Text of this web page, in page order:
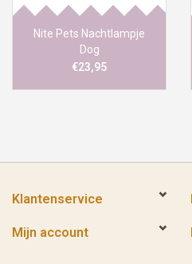
Nite Pets Nachtlampje
Dog
€23,95
Klantenservice
Mijn account